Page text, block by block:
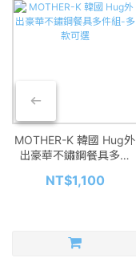
MOTHER-K 韓國 Hug外
出豪華不鏽鋼餐具多件
NT$1,100